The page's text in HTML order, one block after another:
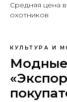
Средняя цена
охотников
КУЛЬТУРА И